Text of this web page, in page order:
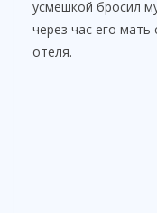
усмешкой бросил
через час его
отеля.